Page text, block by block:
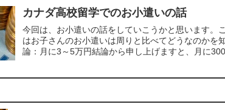
カナダ高校留学でのお小遣いの話
今回は、お小遣いの話をしていこうかと思います。
はお子さんのお小遣いは周りと比べてどうなのかを
論：月に3～5万円結論から申し上げますと、月に